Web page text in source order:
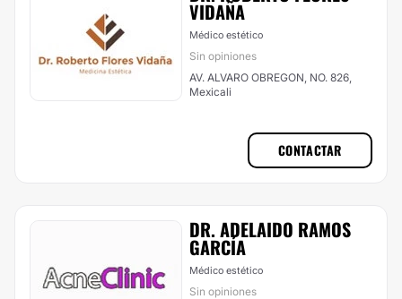
VIDAÑA
Médico estético
Sin opiniones
AV. ALVARO OBREGON, NO. 826,
Mexicali
CONTACTAR
DR. ADELAIDO RAMOS
GARCÍA
Médico estético
Sin opiniones